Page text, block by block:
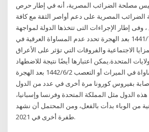
مصلحة الضرائب المصرية، أنه في إطار حرص
الضرائب المصرية على دعم أواصر الثقة مع كافة
وفى إطار الإجراءات التى تتخذها الدولة لمواجهة
فيروس كورونا 22‏‏/7‏‏/1441 بعد الهجرة تحدد عدم المساواة العرقية في
الاجتماعية والفروقات التي تؤثر على الأعراق
المتحدة.يمكن اعتبارها أيضًا نتيجة للاضطهاد
التاريخي أو عدم المساواة في الميراث أو التعصب 2‏‏/6‏‏/1442 بعد الهجرة
بفيروس كورونا مرة أخرى في عدد من الدول
هذه الدول مثل المملكة المتحدة وفرنسا وإسبانيا،
من الوباء بدأت بالفعل، ومن المحتمل أن نشهد
طفرة أخرى في 2021.